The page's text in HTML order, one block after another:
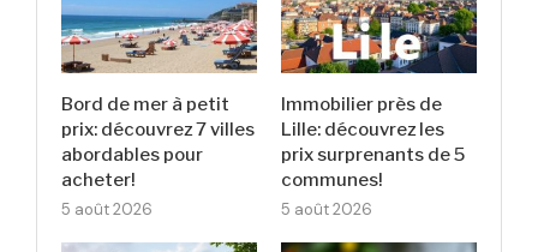
Bord de mer à petit
prix: découvrez 7 villes
abordables pour
acheter!
5 août 2026
Immobilier près de
Lille: découvrez les
prix surprenants de 5
communes!
5 août 2026